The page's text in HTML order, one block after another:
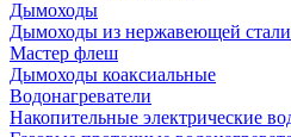
Дымоходы
Дымоходы из нержавеющей стали
Мастер флеш
Дымоходы коаксиальные
Водонагреватели
Накопительные электрические